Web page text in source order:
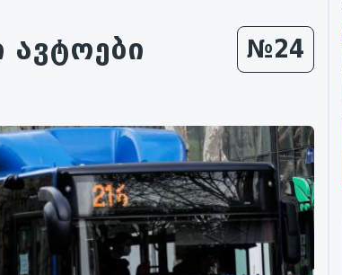
ავტოები №24